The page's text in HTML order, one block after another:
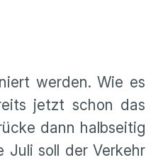
werden. Wie es
jetzt schon das
dann halbseitig
Juli soll der Verkehr